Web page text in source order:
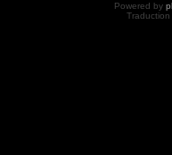
Powered by